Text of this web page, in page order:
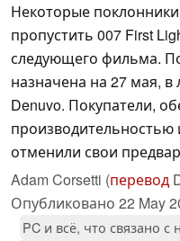
Некоторые
пропустить 007 First
следующего фильма.
назначена на 27 мая, в
Denuvo. Покупатели,
производительностью
отменили свои
Adam Corsetti (перевод
Опубликовано 22 May
PC и всё, что связано с